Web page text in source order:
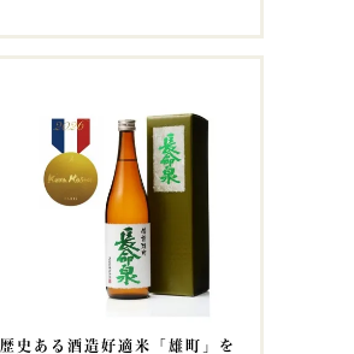
歴史ある酒造好適米「雄町」を